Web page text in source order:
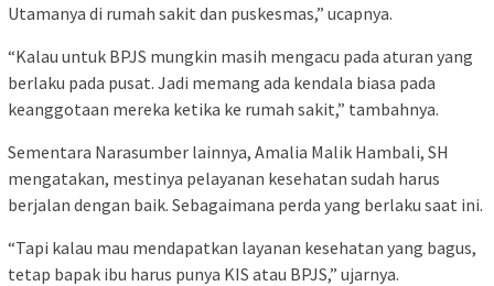
Utamanya di rumah sakit dan puskesmas,” ucapnya.
“Kalau untuk BPJS mungkin masih mengacu pada aturan yang
berlaku pada pusat. Jadi memang ada kendala biasa pada
keanggotaan mereka ketika ke rumah sakit,” tambahnya.
Sementara Narasumber lainnya, Amalia Malik Hambali, SH
mengatakan, mestinya pelayanan kesehatan sudah harus
berjalan dengan baik. Sebagaimana perda yang berlaku saat ini.
“Tapi kalau mau mendapatkan layanan kesehatan yang bagus,
tetap bapak ibu harus punya KIS atau BPJS,” ujarnya.